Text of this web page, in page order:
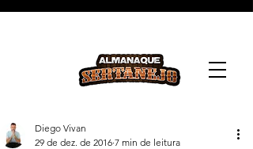
Diego Vivan
29 de dez. de 2016 7 min de leitura